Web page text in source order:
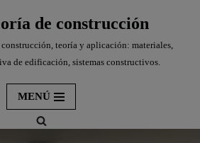
de construcción
teoría y aplicación: materiales,
de edificación, sistemas constructivos.
MENÚ